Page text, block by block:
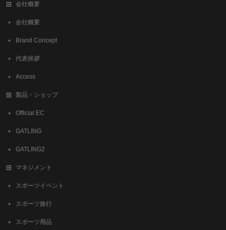
会社概要
会社概要
Brand Concept
代表挨拶
Access
製品・ショップ
Official EC
GATLING
GATLING2
マネジメント
スポーツイベント
スポーツ旅行
スポーツ用品